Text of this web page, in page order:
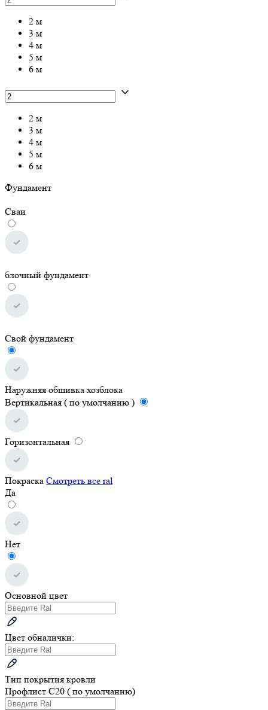
2 м
3 м
4 м
5 м
6 м
2 м
3 м
4 м
5 м
6 м
Фундамент
Сваи
блочный фундамент
Свой фундамент
Наружняя обшивка хозблока
Вертикальная ( по умолчанию )
Горизонтальная
Покраска Смотреть все ral
Да
Нет
Основной цвет
Цвет обналички:
Тип покрытия кровли
Профлист С20 ( по умолчанию)